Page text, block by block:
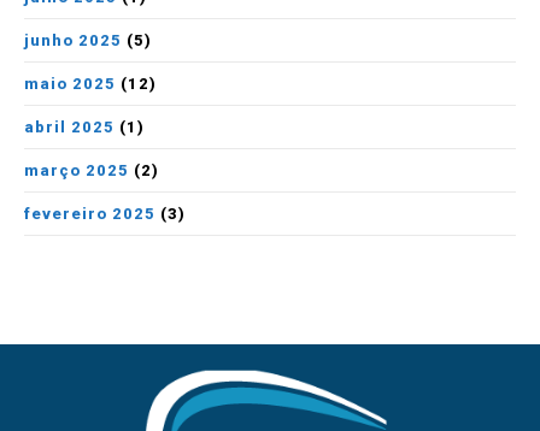
junho 2025 (5)
maio 2025 (12)
abril 2025 (1)
março 2025 (2)
fevereiro 2025 (3)